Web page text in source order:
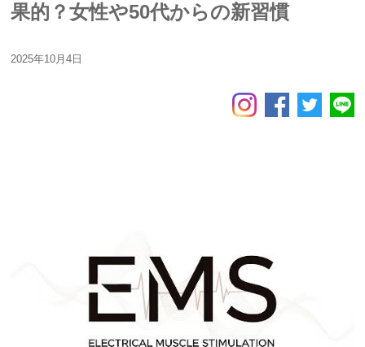
果的？女性や50代からの新習慣
2025年10月4日